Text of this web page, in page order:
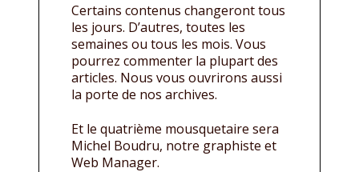
Certains contenus changeront tous
les jours. D’autres, toutes les
semaines ou tous les mois. Vous
pourrez commenter la plupart des
articles. Nous vous ouvrirons aussi
la porte de nos archives.
Et le quatrième mousquetaire sera
Michel Boudru, notre graphiste et
Web Manager.